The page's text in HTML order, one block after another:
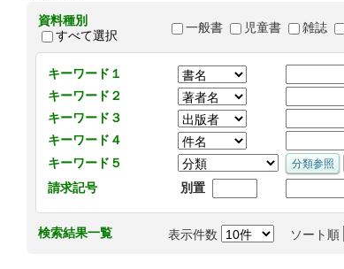
資料種別
すべて選択
一般書 児童書 雑誌
キーワード１
キーワード２
キーワード３
キーワード４
キーワード５
請求記号
別置
検索結果一覧 表示件数 ソート順